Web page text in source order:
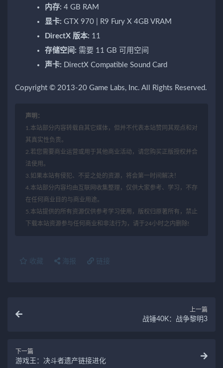
内存: 4 GB RAM
显卡: GTX 970 | R9 Fury X 4GB VRAM
DirectX 版本: 11
存储空间: 需要 11 GB 可用空间
声卡: DirectX Compatible Sound Card
Copyright © 2013-20 Game Labs, Inc. All Rights Reserved.
声明：
1.本站部分内容转载自其它媒体，但并不代表本站赞同其观点和对
其真实性负责。
2.若您需要商业运营或用于其他商业活动，请您购买正版授权并合
法使用。
3.如果本站有侵犯、不妥之处的资源，将会第一时间解决！
4.本站部分内容均由互联网收集整理，仅供大家参考、学习，不存
在任何商业目的与商业用途。
5.本站提供的所有资源仅供参考学习使用，版权归原著所有，禁止
下载本站资源参与任何商业和非法行为，请于24小时之内删除!
收藏 海报 链接
上一篇
战锤40K：战争黎明3
下一篇
游戏王：决斗者遗产链接进化